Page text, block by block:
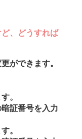
ど、どうすれば
ができます。
。
証番号を入力
。